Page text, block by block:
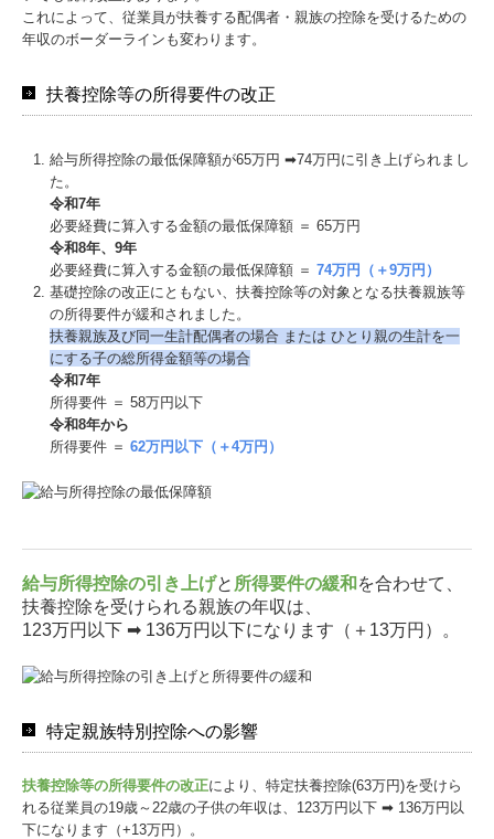
これによって、従業員が扶養する配偶者・親族の控除を受けるための
年収のボーダーラインも変わります。
扶養控除等の所得要件の改正
給与所得控除の最低保障額が65万円 ➡74万円に引き上げられまし
た。
令和7年
必要経費に算入する金額の最低保障額 ＝ 65万円
令和8年、9年
必要経費に算入する金額の最低保障額 ＝ 74万円（＋9万円）
基礎控除の改正にともない、扶養控除等の対象となる扶養親族等
の所得要件が緩和されました。
扶養親族及び同⼀⽣計配偶者の場合 または ひとり親の⽣計を⼀
にする⼦の総所得⾦額等の場合
令和7年
所得要件 ＝ 58万円以下
令和8年から
所得要件 ＝ 62万円以下（＋4万円）
給与所得控除の引き上げと 所得要件の緩和 を合わせて、
扶養控除を受けられる親族の年収は、
123万円以下 ➡ 136万円以下になります（＋13万円）。
特定親族特別控除への影響
扶養控除等の所得要件の改正により、特定扶養控除(63万円)を受けら
れる従業員の19歳～22歳の子供の年収は、123万円以下 ➡ 136万円以
下になります（+13万円）。